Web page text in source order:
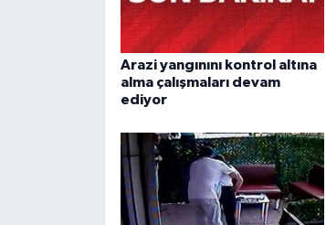
Arazi yangınını kontrol altına
alma çalışmaları devam
ediyor